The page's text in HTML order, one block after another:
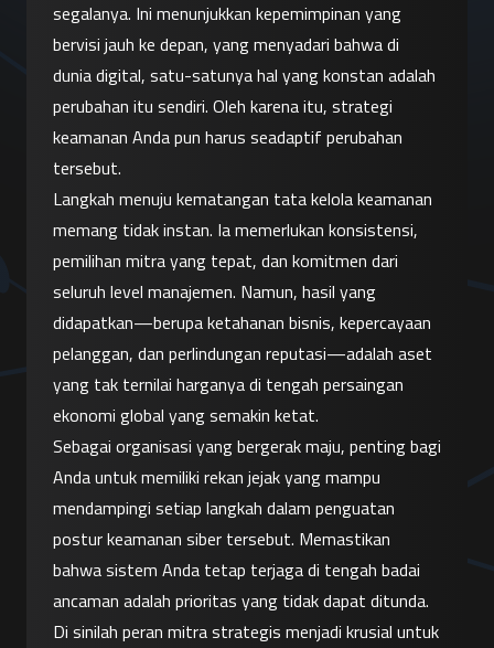
segalanya. Ini menunjukkan kepemimpinan yang
bervisi jauh ke depan, yang menyadari bahwa di
dunia digital, satu-satunya hal yang konstan adalah
perubahan itu sendiri. Oleh karena itu, strategi
keamanan Anda pun harus seadaptif perubahan
tersebut.
Langkah menuju kematangan tata kelola keamanan
memang tidak instan. Ia memerlukan konsistensi,
pemilihan mitra yang tepat, dan komitmen dari
seluruh level manajemen. Namun, hasil yang
didapatkan—berupa ketahanan bisnis, kepercayaan
pelanggan, dan perlindungan reputasi—adalah aset
yang tak ternilai harganya di tengah persaingan
ekonomi global yang semakin ketat.
Sebagai organisasi yang bergerak maju, penting bagi
Anda untuk memiliki rekan jejak yang mampu
mendampingi setiap langkah dalam penguatan
postur keamanan siber tersebut. Memastikan
bahwa sistem Anda tetap terjaga di tengah badai
ancaman adalah prioritas yang tidak dapat ditunda.
Di sinilah peran mitra strategis menjadi krusial untuk